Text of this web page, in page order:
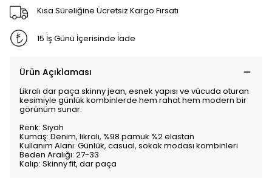
Kısa Süreliğine Ücretsiz Kargo Fırsatı
15 İş Günü İçerisinde İade
Ürün Açıklaması
Likralı dar paça skinny jean, esnek yapısı ve vücuda oturan
kesimiyle günlük kombinlerde hem rahat hem modern bir
görünüm sunar.
Renk: Siyah
Kumaş: Denim, likralı, %98 pamuk %2 elastan
Kullanım Alanı: Günlük, casual, sokak modası kombinleri
Beden Aralığı: 27-33
Kalıp: Skinny fit, dar paça